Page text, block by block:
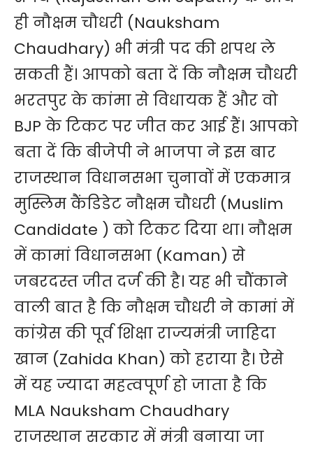
ही नौक्षम चौधरी (Nauksham
Chaudhary) भी मंत्री पद की शपथ ले
सकती हैं। आपको बता दें कि नौक्षम चौधरी
भरतपुर के कांमा से विधायक हैं और वो
BJP के टिकट पर जीत कर आई हैं। आपको
बता दें कि बीजेपी ने भाजपा ने इस बार
राजस्थान विधानसभा चुनावों में एकमात्र
मुस्लिम कैंडिडेट नौक्षम चौधरी (Muslim
Candidate ) को टिकट दिया था। नौक्षम
में कामां विधानसभा (Kaman) से
जबरदस्त जीत दर्ज की है। यह भी चौंकाने
वाली बात है कि नौक्षम चौधरी ने कामां में
कांग्रेस की पूर्व शिक्षा राज्यमंत्री जाहिदा
खान (Zahida Khan) को हराया है। ऐसे
में यह ज्यादा महत्वपूर्ण हो जाता है कि
MLA Nauksham Chaudhary
राजस्थान सरकार में मंत्री बनाया जा